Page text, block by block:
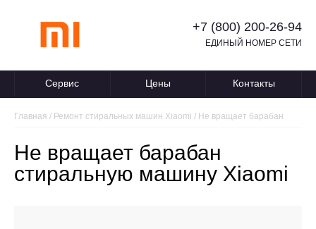
+7 (800) 200-26-94
ЕДИНЫЙ НОМЕР СЕТИ
Сервис Цены Контакты
Главная / Ремонт стиральных машин Xiaomi / Не вращает барабан
Не вращает барабан
стиральную машину Xiaomi